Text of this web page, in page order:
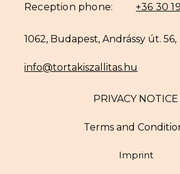
Reception phone: +36 30
1062, Budapest, Andrássy út. 56,
info@tortakiszallitas.hu
PRIVACY NOTICE
Terms and
Imprint